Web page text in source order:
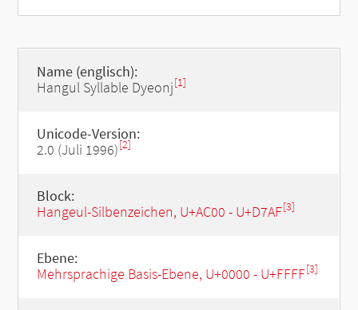
Name (englisch):
Hangul Syllable Dyeonj[1]
Unicode-Version:
2.0 (Juli 1996)[2]
Block:
Hangeul-Silbenzeichen, U+AC00 - U+D7AF[3]
Ebene:
Mehrsprachige Basis-Ebene, U+0000 - U+FFFF[3]